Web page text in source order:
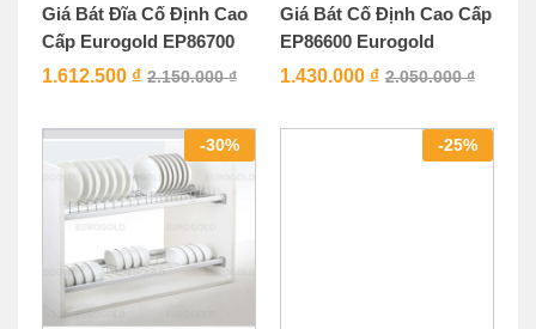
Giá Bát Đĩa Cố Định Cao
Cấp Eurogold EP86700
1.612.500 ₫ 2.150.000₫
Giá Bát Cố Định Cao Cấp
EP86600 Eurogold
1.430.000 ₫ 2.050.000₫
-30% -25%